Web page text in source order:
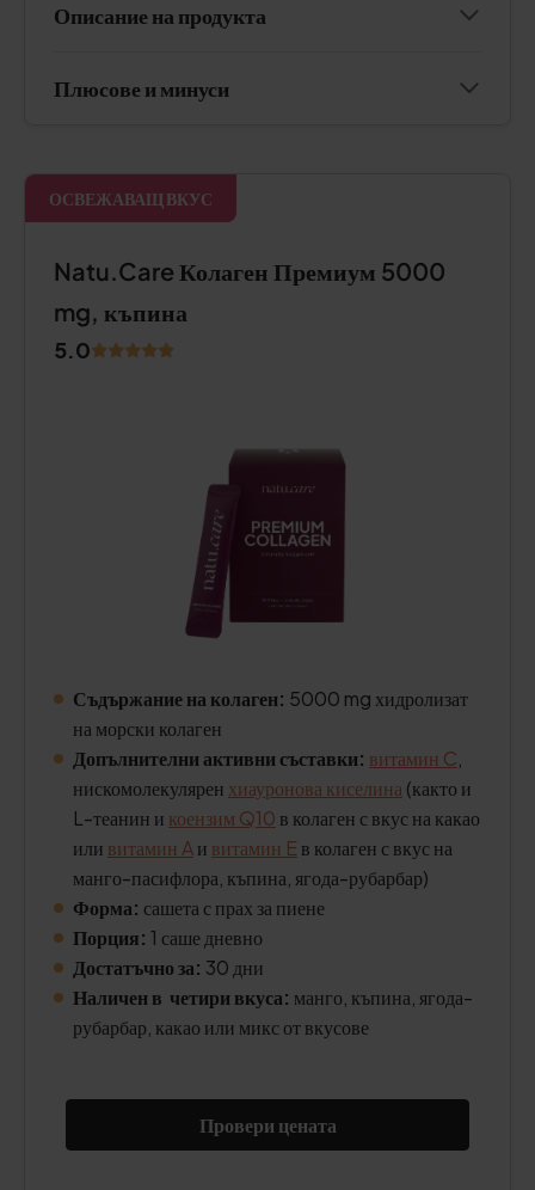
Описание на продукта
Плюсове и минуси
ОСВЕЖАВАЩ ВКУС
Natu.Care Колаген Премиум 5000
mg, къпина
5.0
Съдържание на колаген: 5000 mg хидролизат
на морски колаген
Допълнителни активни съставки: витамин C
нискомолекулярен хиауронова киселина (както и
L-теанин и коензим Q10 в колаген с вкус на какао
или витамин Aи витамин E в колаген с вкус на
манго-пасифлора, къпина, ягода-рубарбар)
Форма: сашета с прах за пиене
Порция: 1 саше дневно
Достатъчно за: 30 дни
Наличен в четири вкуса: манго, къпина, ягода-
рубарбар, какао или микс от вкусове
Провери цената